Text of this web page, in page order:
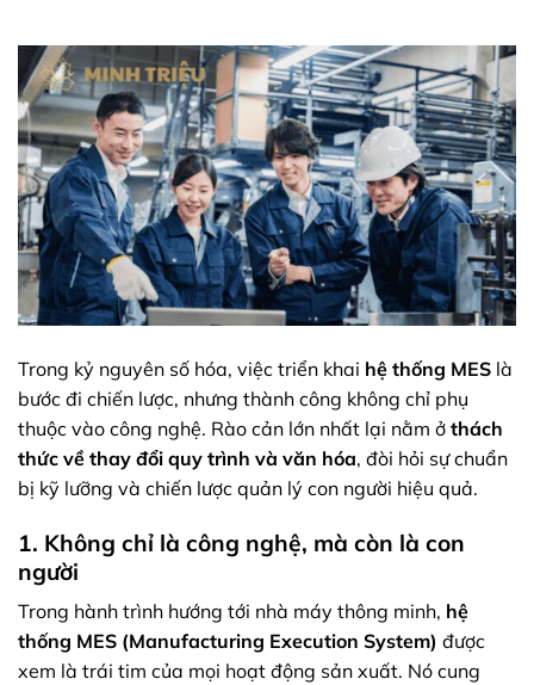
Trong kỷ nguyên số hóa, việc triển khai hệ thống MES là
bước đi chiến lược, nhưng thành công không chỉ phụ
thuộc vào công nghệ. Rào cản lớn nhất lại nằm ở thách
thức về thay đổi quy trình và văn hóa, đòi hỏi sự chuẩn
bị kỹ lưỡng và chiến lược quản lý con người hiệu quả.
1. Không chỉ là công nghệ, mà còn là con
người
Trong hành trình hướng tới nhà máy thông minh, hệ
thống MES (Manufacturing Execution System) được
xem là trái tim của mọi hoạt động sản xuất. Nó cung